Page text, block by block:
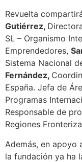
Revuelta
Gutiérrez,
SL – Organismo
Emprendedores,
Sistema Nacional
Fernández,
España. Jefa de
Programas
Responsable de
Regiones
Además, en
la fundación ya ha